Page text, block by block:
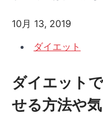
10月 13, 2019
ダイエット
ダイエット
せる方法や